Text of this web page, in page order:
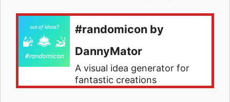
#randomicon by
DannyMator
A visual idea generator for
fantastic creations